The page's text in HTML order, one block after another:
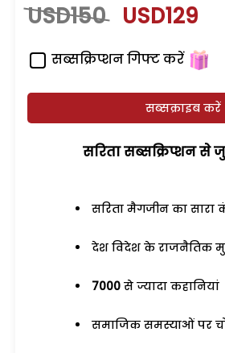
USD150 USD129
सब्सक्रिप्शन गिफ्ट करें
सब्सक्राइब करें
सरिता सब्सक्रिप्शन से
सरिता मैगजीन का सारा
देश विदेश के राजनैतिक
7000 से ज्यादा कहानियां
समाजिक समस्याओं पर